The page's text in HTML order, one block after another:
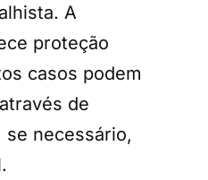
A
proteção
casos podem
de
se necessário,